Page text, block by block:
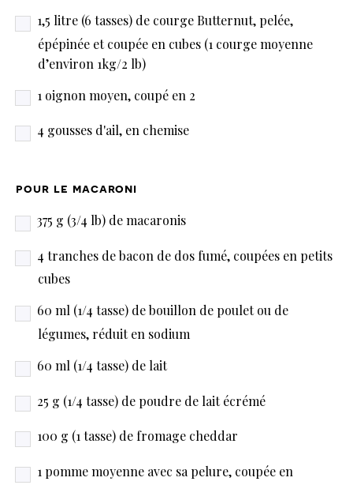
1,5 litre (6 tasses) de courge Butternut, pelée,
épépinée et coupée en cubes (1 courge moyenne
d’environ 1kg/2 lb)
1 oignon moyen, coupé en 2
4 gousses d'ail, en chemise
pour le macaroni
375 g (3/4 lb) de macaronis
4 tranches de bacon de dos fumé, coupées en petits
cubes
60 ml (1/4 tasse) de bouillon de poulet ou de
légumes, réduit en sodium
60 ml (1/4 tasse) de lait
25 g (1/4 tasse) de poudre de lait écrémé
100 g (1 tasse) de fromage cheddar
1 pomme moyenne avec sa pelure, coupée en